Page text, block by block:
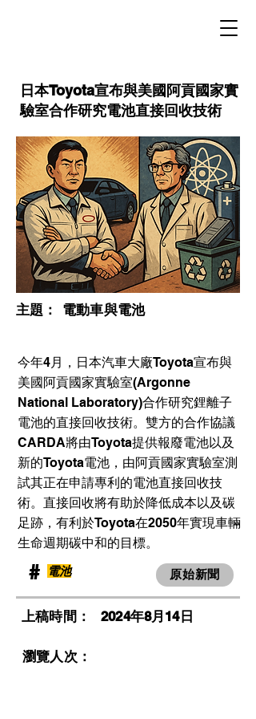
日本Toyota宣布與美國阿貢國家實
驗室合作研究電池直接回收技術
​主題： 電動車與電池
今年4月，日本汽車大廠Toyota宣布與
美國阿貢國家實驗室(Argonne
National Laboratory)合作研究鋰離子
電池的直接回收技術。雙方的合作協議
CARDA將由Toyota提供報廢電池以及
新的Toyota電池，由阿貢國家實驗室測
試其正在申請專利的電池直接回收技
術。直接回收將有助於降低成本以及碳
足跡，有利於Toyota在2050年實現車輛
生命週期碳中和的目標。
​# 電池 原始新聞
​上稿時間： 2024年8月14日
​瀏覽人次：